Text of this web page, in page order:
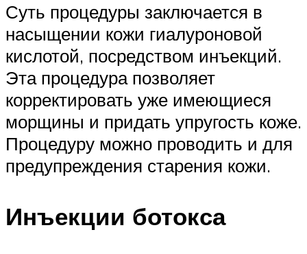
Суть процедуры заключается в
насыщении кожи гиалуроновой
кислотой, посредством инъекций.
Эта процедура позволяет
корректировать уже имеющиеся
морщины и придать упругость коже.
Процедуру можно проводить и для
предупреждения старения кожи.
Инъекции ботокса